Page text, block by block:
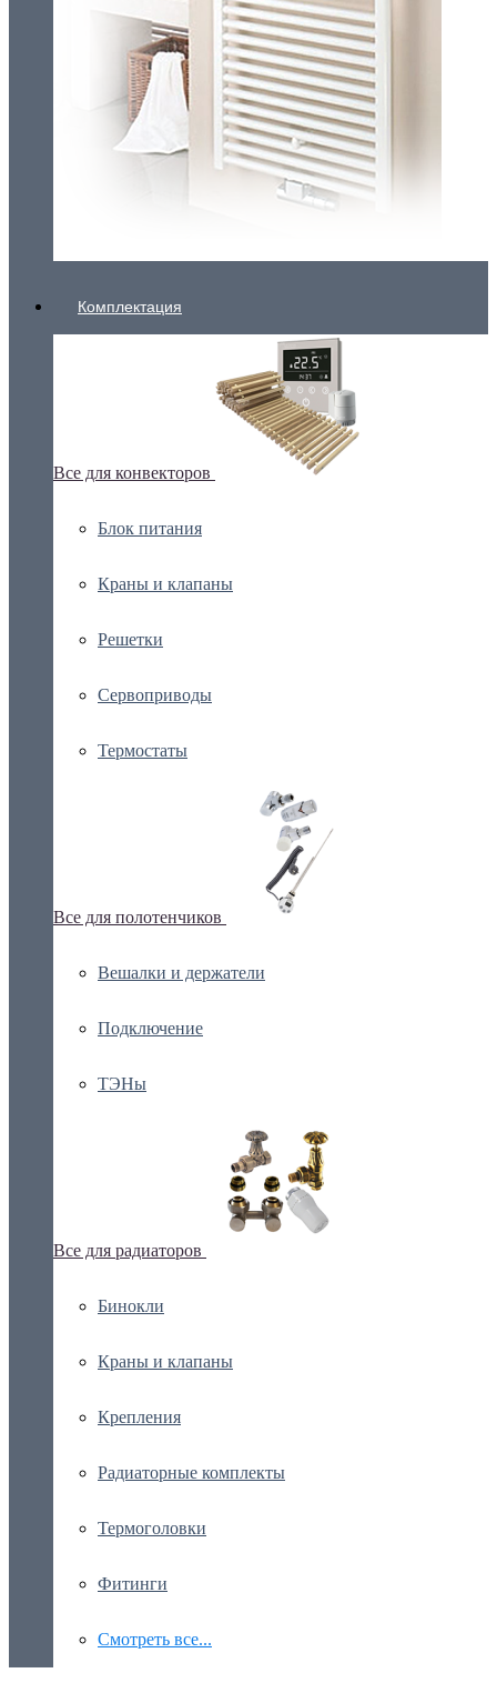
Комплектация
Все для конвекторов
Блок питания
Краны и клапаны
Решетки
Сервоприводы
Термостаты
Все для полотенчиков
Вешалки и держатели
Подключение
ТЭНы
Все для радиаторов
Бинокли
Краны и клапаны
Крепления
Радиаторные комплекты
Термоголовки
Фитинги
Смотреть все...